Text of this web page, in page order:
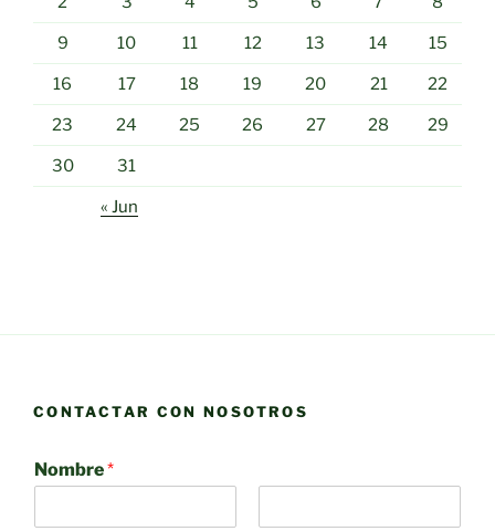
9 10 11 12 13 14 15
16 17 18 19 20 21 22
23 24 25 26 27 28 29
30 31
« Jun
CONTACTAR CON NOSOTROS
Nombre*